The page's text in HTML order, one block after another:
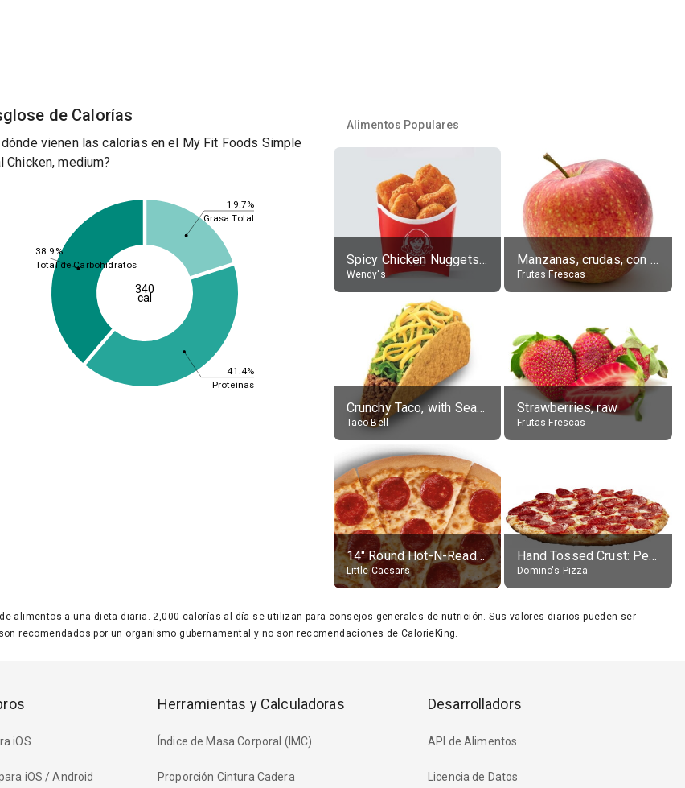
de Calorías
vienen las calorías en el My Fit Foods Simple
Chicken, medium?
19.7%
41.4%
38.9%
Grasa Total
Proteínas
Total de Carbohidratos
340
cal
Alimentos Populares
Spicy Chicken Nuggets, without sauce
Wendy's
Manzanas, crudas, con piel
Frutas Frescas
Crunchy Taco, with Seasoned Beef
Taco Bell
Strawberries, raw
Frutas Frescas
14" Round Hot-N-Ready Pepperoni Pizza
Little Caesars
Hand Tossed Crust: Pepperoni Pizza (Large 14")
Domino's Pizza
alimentos a una dieta diaria. 2,000 calorías al día se utilizan para consejos generales de nutrición. Sus valores diarios pueden ser
recomendados por un organismo gubernamental y no son recomendaciones de CalorieKing.
iOS
iOS / Android
Herramientas y Calculadoras
Índice de Masa Corporal (IMC)
Proporción Cintura Cadera
Desarrolladors
API de Alimentos
Licencia de Datos